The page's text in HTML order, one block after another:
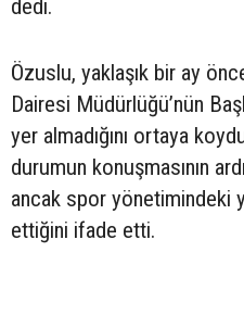
dedi.
Özuslu, yaklaşık bir ay
Dairesi Müdürlüğü’nün
yer almadığını ortaya
durumun konuşmasının
ancak spor yönetimindeki
ettiğini ifade etti.